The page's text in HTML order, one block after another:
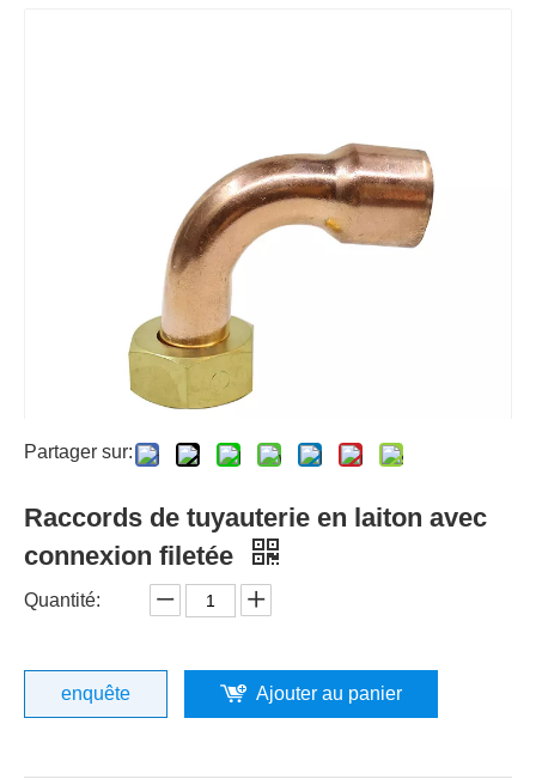
Partager sur:
Raccords de tuyauterie en laiton avec
connexion filetée
Quantité:
enquête Ajouter au panier